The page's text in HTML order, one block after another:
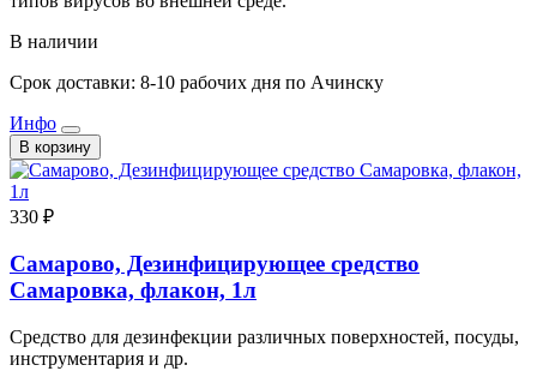
В наличии
Срок доставки: 8-10 рабочих дня по Ачинску
Инфо
В корзину
330 ₽
Самарово, Дезинфицирующее средство
Самаровка, флакон, 1л
Средство для дезинфекции различных поверхностей, посуды,
инструментария и др.